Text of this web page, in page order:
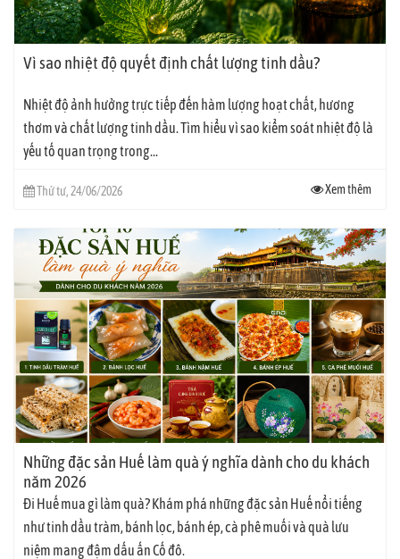
Vì sao nhiệt độ quyết định chất lượng tinh dầu?
Nhiệt độ ảnh hưởng trực tiếp đến hàm lượng hoạt chất, hương
thơm và chất lượng tinh dầu. Tìm hiểu vì sao kiểm soát nhiệt độ là
yếu tố quan trọng trong...
Thứ tư, 24/06/2026 Xem thêm
Những đặc sản Huế làm quà ý nghĩa dành cho du khách
năm 2026
Đi Huế mua gì làm quà? Khám phá những đặc sản Huế nổi tiếng
như tinh dầu tràm, bánh lọc, bánh ép, cà phê muối và quà lưu
niệm mang đậm dấu ấn Cố đô.